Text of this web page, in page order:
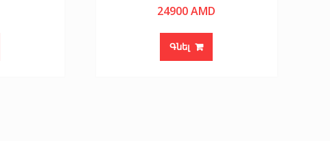
24900AMD
Գնել